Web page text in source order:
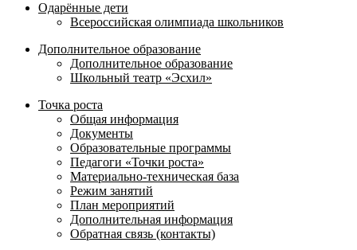
Одарённые дети
Всероссийская олимпиада школьников
Дополнительное образование
Дополнительное образование
Школьный театр «Эсхил»
Точка роста
Общая информация
Документы
Образовательные программы
Педагоги «Точки роста»
Материально-техническая база
Режим занятий
План мероприятий
Дополнительная информация
Обратная связь (контакты)